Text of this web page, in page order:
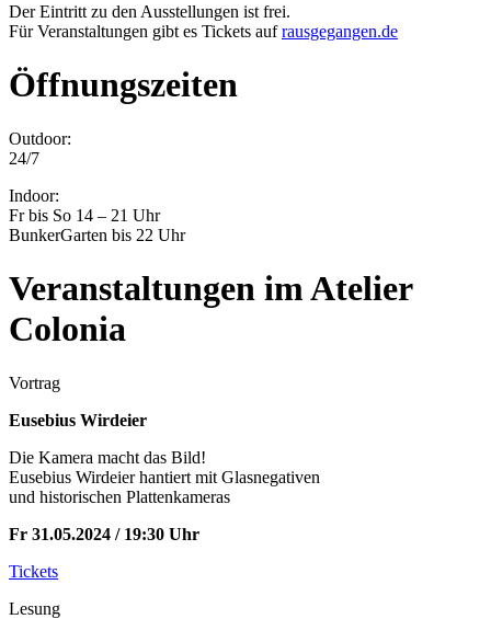
Der Eintritt zu den Ausstellungen ist frei.
Für Veranstaltungen gibt es Tickets aufrausgegangen.de
Öffnungszeiten
Outdoor:
24/7
Indoor:
Fr bis So 14 – 21 Uhr
BunkerGarten bis 22 Uhr
Veranstaltungen im Atelier
Colonia
Vortrag
Eusebius Wirdeier
Die Kamera macht das Bild!
Eusebius Wirdeier hantiert mit Glasnegativen
und historischen Plattenkameras
Fr 31.05.2024 / 19:30 Uhr
Tickets
Lesung